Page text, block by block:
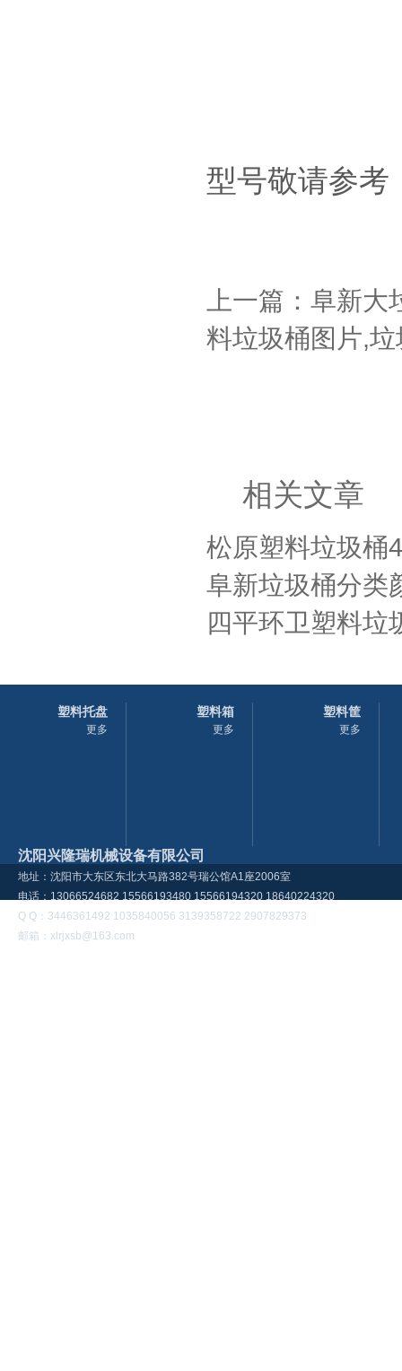
型号敬请参考
上一篇：阜新
料垃圾桶图片,
相关文章
松原塑料垃圾桶
阜新垃圾桶分类
四平环卫塑料垃
塑料托盘
更多
塑料箱
更多
塑料筐
更多
沈阳兴隆瑞机械设备有限公司
地址：沈阳市大东区东北大马路382号瑞公馆A1座2006室
电话：13066524682 15566193480 15566194320 18640224320
Q Q：3446361492 1035840056 3139358722 2907829373
邮箱：xlrjxsb@163.com